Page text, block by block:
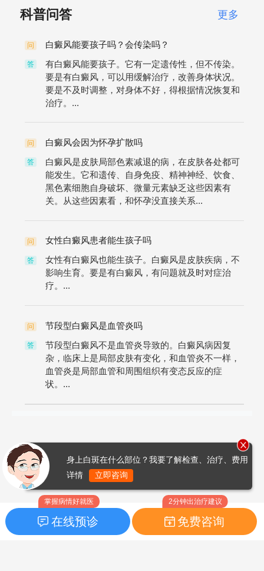
科普问答 更多
问 白癜风能要孩子吗？会传染吗？
答
有白癜风能要孩子。它有一定遗传性，但不传染。
要是有白癜风，可以用缓解治疗，改善身体状况。
要是不及时调整，对身体不好，得根据情况恢复和
治疗。...
问 白癜风会因为怀孕扩散吗
答
白癜风是皮肤局部色素减退的病，在皮肤各处都可
能发生。它和遗传、自身免疫、精神神经、饮食、
黑色素细胞自身破坏、微量元素缺乏这些因素有
关。从这些因素看，和怀孕没直接关系...
问 女性白癜风患者能生孩子吗
答
女性有白癜风也能生孩子。白癜风是皮肤疾病，不
影响生育。要是有白癜风，有问题就及时对症治
疗。...
问 节段型白癜风是血管炎吗
答
节段型白癜风不是血管炎导致的。白癜风病因复
杂，临床上是局部皮肤有变化，和血管炎不一样，
血管炎是局部血管和周围组织有变态反应的症
状。...
掌握病情好就医
在线预诊
2分钟出治疗建议
免费咨询
身上白斑在什么部位？我要了解检查、治疗、费用
详情
立即咨询